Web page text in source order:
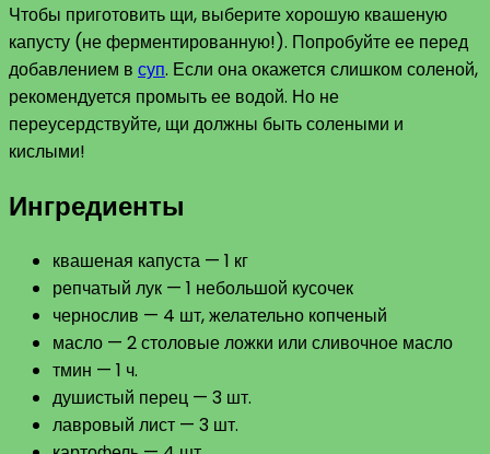
Чтобы приготовить щи, выберите хорошую квашеную
капусту (не ферментированную!). Попробуйте ее перед
добавлением в суп. Если она окажется слишком соленой,
рекомендуется промыть ее водой. Но не
переусердствуйте, щи должны быть солеными и
кислыми!
Ингредиенты
квашеная капуста — 1 кг
репчатый лук — 1 небольшой кусочек
чернослив — 4 шт, желательно копченый
масло — 2 столовые ложки или сливочное масло
тмин — 1 ч.
душистый перец — 3 шт.
лавровый лист — 3 шт.